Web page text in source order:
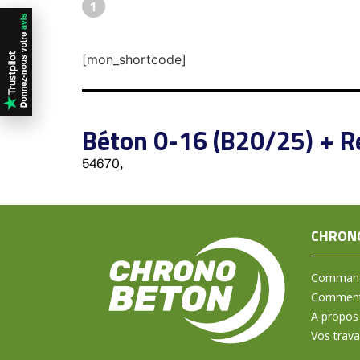
1
[mon_shortcode]
Béton 0-16 (B20/25) +
54670,
A propos
Vos